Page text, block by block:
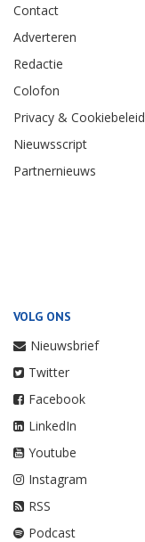
Contact
Adverteren
Redactie
Colofon
Privacy & Cookiebeleid
Nieuwsscript
Partnernieuws
VOLG ONS
Nieuwsbrief
Twitter
Facebook
LinkedIn
Youtube
Instagram
RSS
Podcast